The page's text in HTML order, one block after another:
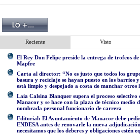
Reciente Visto
El Rey Don Felipe preside la entrega de trofeos
Mapfre
Carta al director: “No es justo que todos los
basura y reciclaje se hayan puesto en los barrios
está limpio y despejado a costa de manchar otros
Laia Calsina Blanquer supera el proceso selectivo
Manacor y se hace con la plaza de técnico medio
nombrada personal funcionario de carrera
Editorial: El Ayuntamiento de Manacor debe
ENDESA antes de renovarle la nueva
necesitamos que los deberes y obligaciones estén